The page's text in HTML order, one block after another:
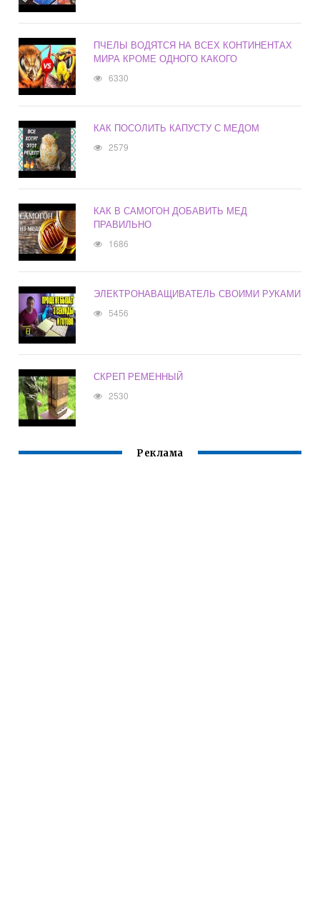
ПЧЕЛЫ ВОДЯТСЯ НА ВСЕХ КОНТИНЕНТАХ
МИРА КРОМЕ ОДНОГО КАКОГО
6330
КАК ПОСОЛИТЬ КАПУСТУ С МЕДОМ
2579
КАК В САМОГОН ДОБАВИТЬ МЕД
ПРАВИЛЬНО
1686
ЭЛЕКТРОНАВАЩИВАТЕЛЬ СВОИМИ РУКАМИ
5456
СКРЕП РЕМЕННЫЙ
2530
Реклама